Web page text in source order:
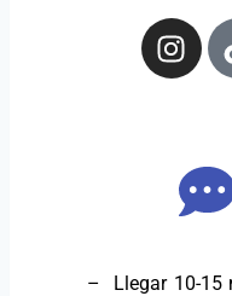
– Llegar 10-15